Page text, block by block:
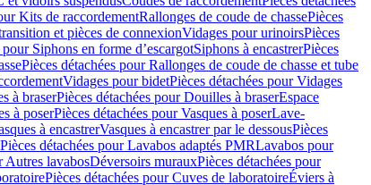
Kits de raccordementRallonges de coude de chassePièces
et pièces de connexionVidages pour urinoirsPièces
pour Siphons en forme d’escargotSiphons à encastrerPièces
Pièces détachées pour Rallonges de coude de chasse et tube
Vidages pour bidetPièces détachées pour Vidages
à braserPièces détachées pour Douilles à braserEspace
à poserPièces détachées pour Vasques à poserLave-
à encastrerVasques à encastrer par le dessousPièces
Pièces détachées pour Lavabos adaptés PMRLavabos pour
Autres lavabosDéversoirs murauxPièces détachées pour
Pièces détachées pour Cuves de laboratoireÉviers à